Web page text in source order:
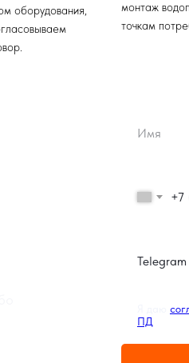
оборудования,
монтаж
точкам
+7
ПД